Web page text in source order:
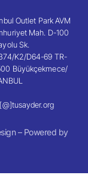
Outlet Park AVM
Mah. D-100
Sk.
K2/D64-69 TR-
Büyükçekmece/
– Powered by